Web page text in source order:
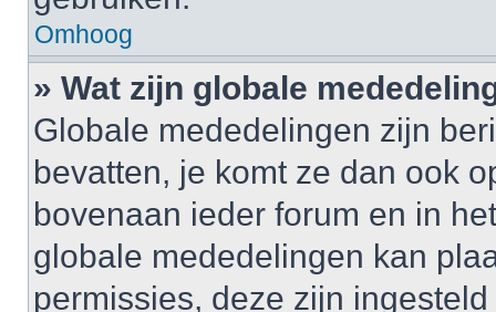
Omhoog
» Wat zijn globale
Globale mededelingen zijn
bevatten, je komt ze dan ook
bovenaan ieder forum en in
globale mededelingen kan
permissies, deze zijn